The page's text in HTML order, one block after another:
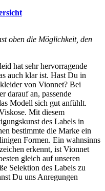
oben die Möglichkeit, den
hat sehr hervorragende
auch klar ist. Hast Du in
von Vionnet? Bei
darauf an, passende
Modell sich gut anfühlt.
Mit diesem
des Labels in
bestimmte die Marke ein
Formen. Ein wahnsinns
erkennt, ist Vionnet
gleich auf unseren
Selektion des Labels zu
Du uns Anregungen